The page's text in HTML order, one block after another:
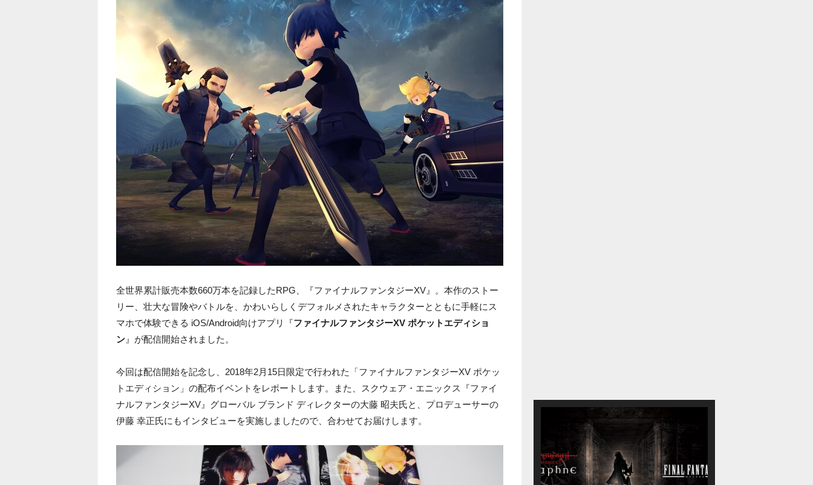
全世界累計販売本数660万本を記録したRPG、『ファイナルファンタジーXV』。本作のストー
リー、壮大な冒険やバトルを、かわいらしくデフォルメされたキャラクターとともに手軽にス
マホで体験できる iOS/Android向けアプリ『ファイナルファンタジーXV ポケットエディショ
ン 』が配信開始されました。
今回は配信開始を記念し、2018年2月15日限定で行われた「ファイナルファンタジーXV ポケッ
トエディション」の配布イベントをレポートします。また、スクウェア・エニックス『ファイ
ナルファンタジーXV』グローバル ブランド ディレクターの大藤 昭夫氏と、プロデューサーの
伊藤 幸正氏にもインタビューを実施しましたので、合わせてお届けします。